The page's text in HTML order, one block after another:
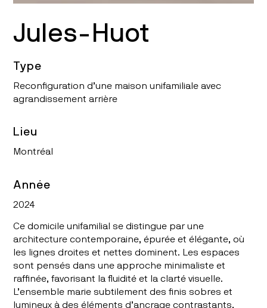
Jules-Huot
Type
Reconfiguration d’une maison unifamiliale avec
agrandissement arrière
Lieu
Montréal
Année
2024
Ce domicile unifamilial se distingue par une
architecture contemporaine, épurée et élégante, où
les lignes droites et nettes dominent. Les espaces
sont pensés dans une approche minimaliste et
raffinée, favorisant la fluidité et la clarté visuelle.
L’ensemble marie subtilement des finissobres et
lumineux à des éléments d’ancrage contrastants,